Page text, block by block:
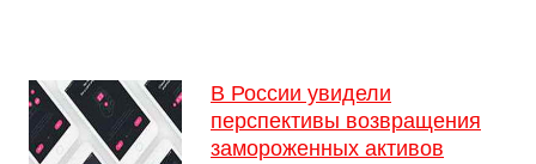
В России увидели
перспективы возвращения
замороженных активов